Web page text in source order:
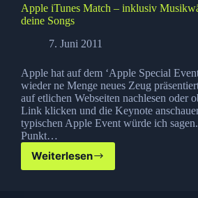
Apple iTunes Match – inklusiv
deine Songs
7. Juni 2011
Apple hat auf dem ‘Apple Special
wieder ne Menge neues Zeug
auf etlichen Webseiten nachlesen oder
Link klicken und die Keynote
typischen Apple Event würde ich
Punkt…
Weiterlesen
Apple